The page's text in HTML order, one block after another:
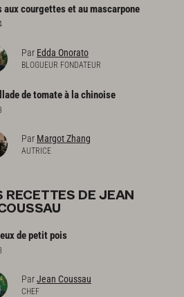
auxcourgettesetaumascarpone
Par Edda Onorato
BLOGUEUR FONDATEUR
detomateà lachinoise
Par Margot Zhang
AUTRICE
RECETTES DE JEAN
depetitpois
ParJean Coussau
CHEF